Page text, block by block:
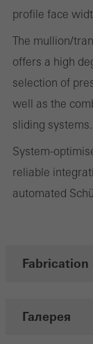
profile face
The mullion/
offers a high
selection of
well as the
sliding systems.
System-
reliable
automated
Fabrication
Галерея
Маркетинговые
Маркетинговые
поставщиками
отдельных
посетителей
сервисов,
самостоятельно.